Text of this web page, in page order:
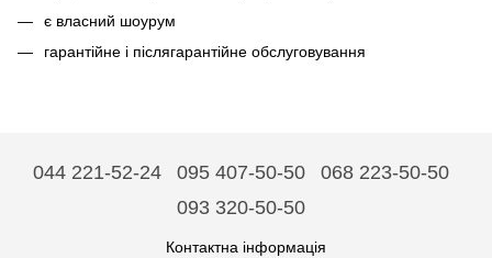
є власний шоурум
гарантійне і післягарантійне обслуговування
044 221-52-24 095 407-50-50
068 223-50-50
093 320-50-50
Контактна інформація